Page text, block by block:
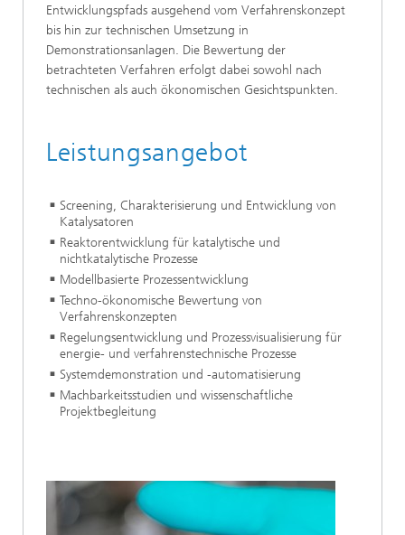
Entwicklungspfads ausgehend vom Verfahrenskonzept
bis hin zur technischen Umsetzung in
Demonstrationsanlagen. Die Bewertung der
betrachteten Verfahren erfolgt dabei sowohl nach
technischen als auch ökonomischen Gesichtspunkten.
Leistungsangebot
Screening, Charakterisierung und Entwicklung von
Katalysatoren
Reaktorentwicklung für katalytische und
nichtkatalytische Prozesse
Modellbasierte Prozessentwicklung
Techno-ökonomische Bewertung von
Verfahrenskonzepten
Regelungsentwicklung und Prozessvisualisierung für
energie- und verfahrenstechnische Prozesse
Systemdemonstration und -automatisierung
Machbarkeitsstudien und wissenschaftliche
Projektbegleitung